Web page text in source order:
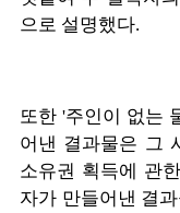
으로 설명했다.
또한 '주인이 없는
어낸 결과물은 그
소유권 획득에 관
자가 만들어낸 결